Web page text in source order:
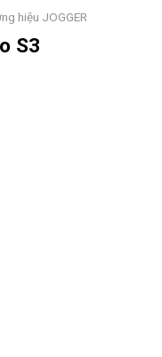
hiệu JOGGER
S3